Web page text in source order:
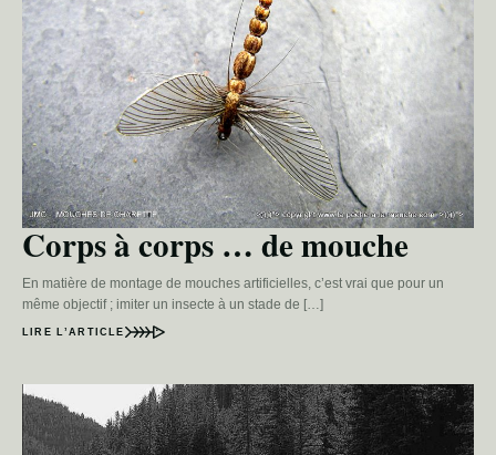
Corps à corps … de mouche
En matière de montage de mouches artificielles, c’est vrai que pour un
même objectif ; imiter un insecte à un stade de […]
LIRE L’ARTICLE